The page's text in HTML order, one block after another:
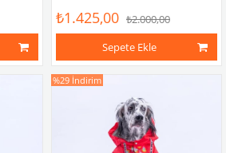
₺1.425,00 ₺2.000,00
Sepete Ekle
%29 İndirim